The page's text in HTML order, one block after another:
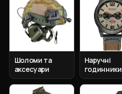
Шоломи та
аксесуари
Наручні
годинники